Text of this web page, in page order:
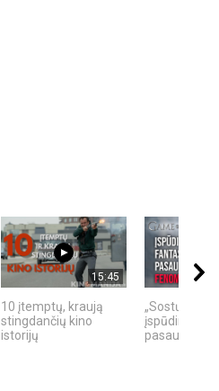
15:45
10 įtemptų, kraują
stingdančių kino
istorijų
„Sostų
įspūdingas
pasaulio